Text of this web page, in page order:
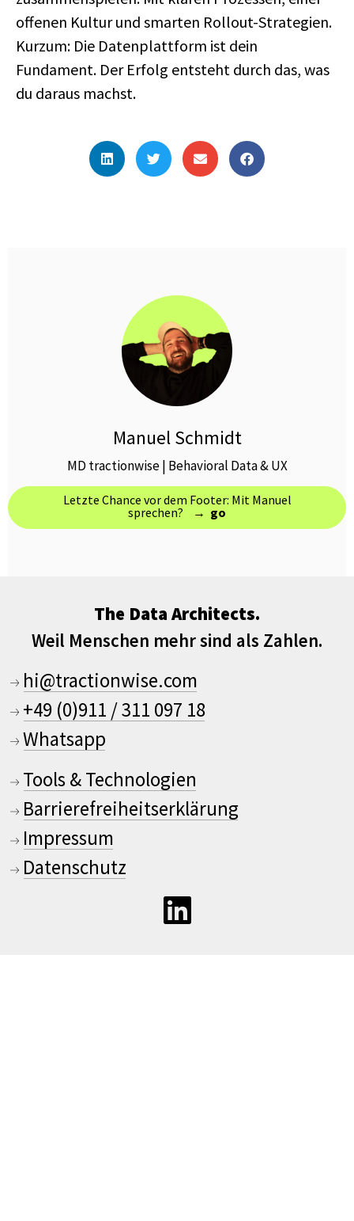
offenen Kultur und smarten Rollout-Strategien.
Kurzum: Die Datenplattform ist dein
Fundament. Der Erfolg entsteht durch das, was
du daraus machst.
Manuel Schmidt
MD tractionwise | Behavioral Data & UX
Letzte Chance vor dem Footer: Mit Manuel
sprechen? → go
The Data Architects.
Weil Menschen mehr sind als Zahlen.
hi@tractionwise.com
+49 (0)911 / 311 097 18
Whatsapp
Tools & Technologien
Barrierefreiheitserklärung
Impressum
Datenschutz